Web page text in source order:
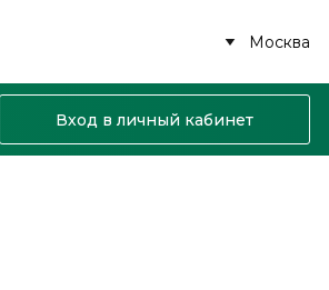
Москва
Вход в личный кабинет